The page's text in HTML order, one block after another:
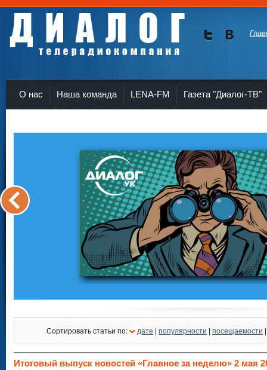
О нас Наша команда LENA-FM Газета "Диалог-ТВ"
Сортировать статьи по: дате | популярности | посещаемости
Итоговый выпуск новостей «Главное за неделю» 2 мая